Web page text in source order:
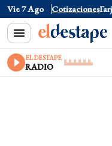
Vie 7 Ago Cotizaciones
$1520 Dólar Tarjeta
EL DESTAPE
RADIO